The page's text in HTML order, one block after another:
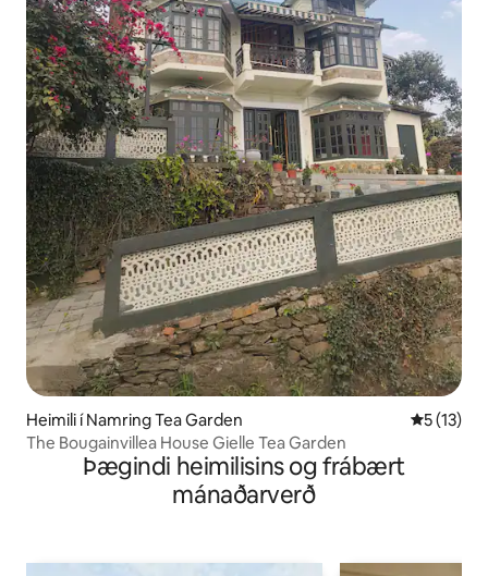
Heimili í Namring Tea Garden 5 af 5 í
5 (13)
The Bougainvillea House Gielle Tea Garden
Þægindi heimilisins og frábært
mánaðarverð